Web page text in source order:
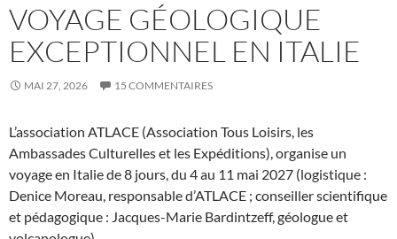
VOYAGE GÉOLOGIQUE
EXCEPTIONNEL EN ITALIE
MAI 27, 2026 15 COMMENTAIRES
L’association ATLACE (Association Tous Loisirs, les
Ambassades Culturelles et les Expéditions), organise un
voyage en Italie de 8 jours, du 4 au 11 mai 2027 (logistique :
Denice Moreau, responsable d’ATLACE ; conseiller scientifique
et pédagogique : Jacques-Marie Bardintzeff, géologue et